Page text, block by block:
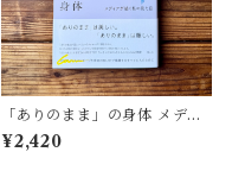
「ありのまま」の身体 メディ
アが描く私の見た目 | 藤嶋 陽
子(著)
¥2,420